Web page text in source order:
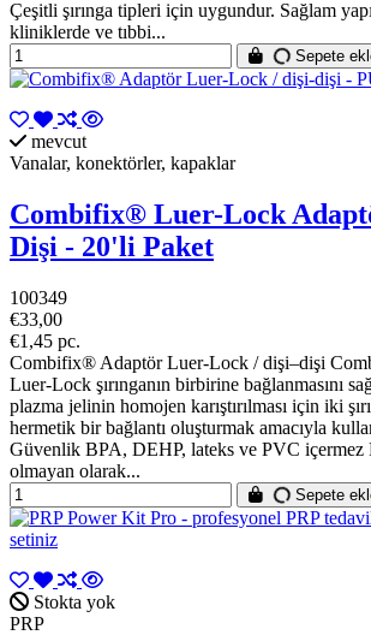
Çeşitli şırınga tipleri için uygundur. Sağlam
kliniklerde ve tıbbi...
Sepete
mevcut
Vanalar, konektörler, kapaklar
Combifix® Luer-Lock
Dişi - 20'li Paket
100349
€33,00
€1,45 pc.
Combifix® Adaptör Luer-Lock / dişi–dişi
Luer-Lock şırınganın birbirine bağlanmasını
plazma jelinin homojen karıştırılması için iki
hermetik bir bağlantı oluşturmak amacıyla
Güvenlik BPA, DEHP, lateks ve PVC içermez
olmayan olarak...
Sepete
Stokta yok
PRP